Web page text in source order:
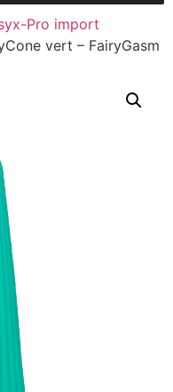
Pro import
vert – FairyGasm